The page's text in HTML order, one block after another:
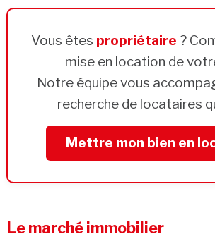
Vous êtes propriétaire ?
mise en location de
Notre équipe vous
recherche de locataires
Mettre mon bien en
Le marché immobilier